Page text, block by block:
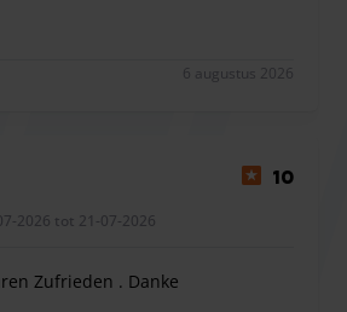
6 augustus 2026
10
2026 tot 21-07-2026
Zufrieden . Danke